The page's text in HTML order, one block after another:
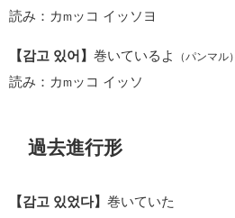
読み：カmッコ イッソヨ
【감고 있어】 巻いているよ （パンマル）
読み：カmッコ イッソ
過去進行形
【감고 있었다】 巻いていた